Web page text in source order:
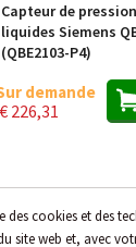
des cookies et des
site web et, avec
Capteur de
liquides Siemens
(QBE2103-P4)
demande
€ 226,31
Capteur de